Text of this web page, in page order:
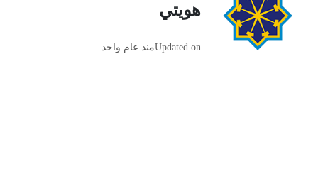
هويتي
Updated onمنذ عام واحد